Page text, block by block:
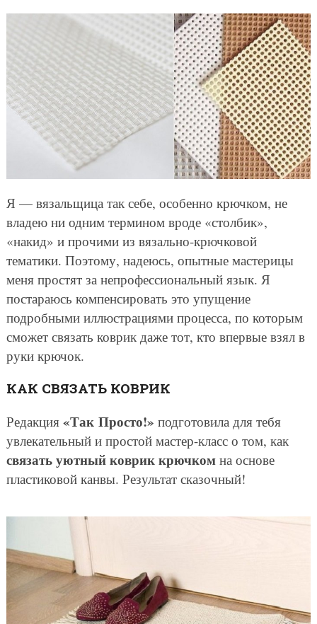
Я — вязальщица так себе, особенно крючком, не
владею ни одним термином вроде «столбик»,
«накид» и прочими из вязально-крючковой
тематики. Поэтому, надеюсь, опытные мастерицы
меня простят за непрофессиональный язык. Я
постараюсь компенсировать это упущение
подробными иллюстрациями процесса, по которым
сможет связать коврик даже тот, кто впервые взял в
руки крючок.
КАК СВЯЗАТЬ КОВРИК
Редакция «Так Просто!» подготовила для тебя
увлекательный и простой мастер-класс о том, как
связать уютный коврик крючкомна основе
пластиковой канвы. Результат сказочный!